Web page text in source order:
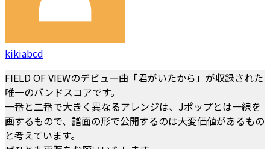
kikiabcd
FIELD OF VIEWのデビュー曲「君がいたから」が収録された
唯一のバンドスコアです。
一番と二番で大きく異なるアレンジは、Jポップとは一線を
画するもので、譜面の形で公開するのは大変価値があるもの
と考えています。